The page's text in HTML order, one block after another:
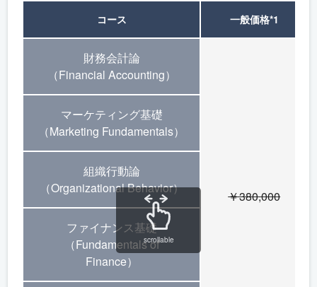
コース 一般価格*1
財務会計論
（Financial Accounting）
￥380,000
マーケティング基礎
（Marketing Fundamentals）
組織行動論
（Organizational Behavior）
ファイナンス基礎
（Fundamentals of
Finance）
scrollable